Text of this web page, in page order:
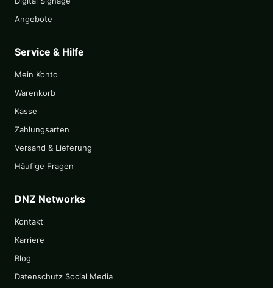
Angebote
Service & Hilfe
Mein Konto
Warenkorb
Kasse
Zahlungsarten
Versand & Lieferung
Häufige Fragen
DNZ Networks
Kontakt
Karriere
Blog
Datenschutz Social Media